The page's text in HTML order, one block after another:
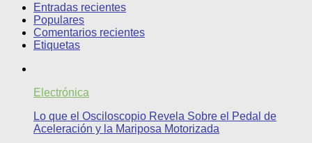
Entradas recientes
Populares
Comentarios recientes
Etiquetas
Electrónica
Lo que el Osciloscopio Revela Sobre el Pedal de
Aceleración y la Mariposa Motorizada